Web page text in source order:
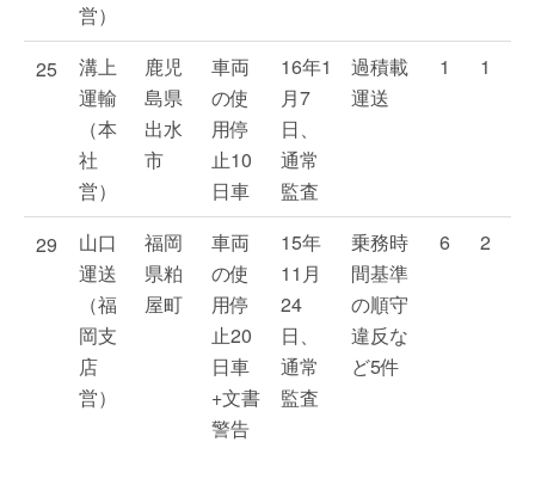
営）
25
溝上
運輸
（本
社
営）
鹿児
島県
出水
市
車両
の使
用停
止10
日車
16年1
月7
日、
通常
監査
過積載
運送
1 1
29
山口
運送
（福
岡支
店
営）
福岡
県粕
屋町
車両
の使
用停
止20
日車
+文書
警告
15年
11月
24
日、
通常
監査
乗務時
間基準
の順守
違反な
ど5件
6 2